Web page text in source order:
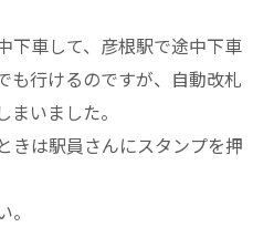
下車して、彦根駅で途中下車
も行けるのですが、自動改札
いました。
きは駅員さんにスタンプを押